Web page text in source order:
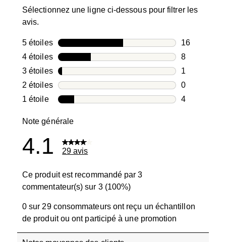
Sélectionnez une ligne ci-dessous pour filtrer les
avis.
5 étoilesétoiles
16
16 avis
4 étoilesétoiles
8
8 avis avec
3 étoilesétoiles
1
1 avis avec
2 étoilesétoiles
0
0 avis avec
1 étoileétoiles
4
Note générale
4.1 29 avis
Ce produit est recommandé par 3
commentateur(s) sur 3 (100%)
0 sur 29 consommateurs ont reçu un échantillon
de produit ou ont participé à une promotion